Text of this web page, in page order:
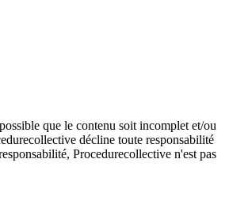
que le contenu soit incomplet et/ou
décline toute responsabilité
Procedurecollective n'est pas